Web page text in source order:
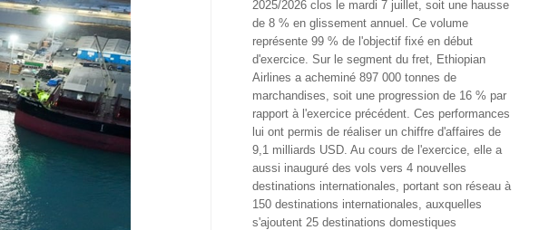
2025/2026 clos le mardi 7 juillet, soit une hausse
de 8 % en glissement annuel. Ce volume
représente 99 % de l'objectif fixé en début
d'exercice. Sur le segment du fret, Ethiopian
Airlines a acheminé 897 000 tonnes de
marchandises, soit une progression de 16 % par
rapport à l'exercice précédent. Ces performances
lui ont permis de réaliser un chiffre d'affaires de
9,1 milliards USD. Au cours de l'exercice, elle a
aussi inauguré des vols vers 4 nouvelles
destinations internationales, portant son réseau à
150 destinations internationales, auxquelles
s'ajoutent 25 destinations domestiques